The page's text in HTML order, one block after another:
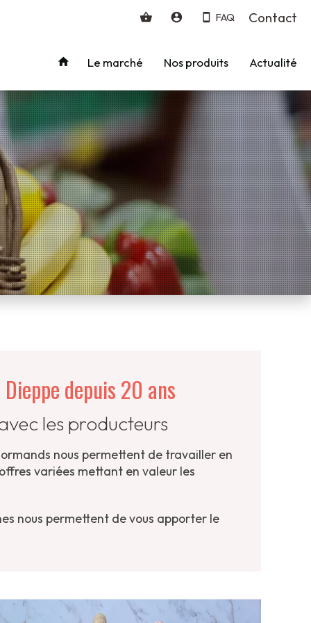
FAQ Contact
Le marché Nos produits Actualité
depuis 20 ans
les producteurs
nous permettent de travailler en
variées mettant en valeur les
nous permettent de vous apporter le